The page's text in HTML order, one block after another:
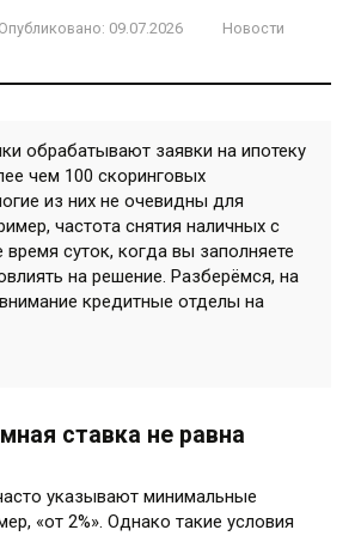
Опубликовано: 09.07.2026
Новости
обрабатывают заявки на ипотеку
чем 100 скоринговых
из них не очевидны для
частота снятия наличных с
суток, когда вы заполняете
на решение. Разберёмся, на
кредитные отделы на
ставка не равна
указывают минимальные
«от 2%». Однако такие условия